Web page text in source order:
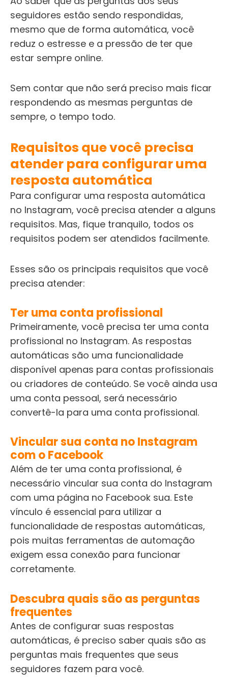
seguidores estão sendo respondidas,
mesmo que de forma automática, você
reduz o estresse e a pressão de ter que
estar sempre online.
Sem contar que não será preciso mais ficar
respondendo as mesmas perguntas de
sempre, o tempo todo.
Requisitos que você precisa
atender para configurar uma
resposta automática
Para configurar uma resposta automática
no Instagram, você precisa atender a alguns
requisitos. Mas, fique tranquilo, todos os
requisitos podem ser atendidos facilmente.
Esses são os principais requisitos que você
precisa atender:
Ter uma conta profissional
Primeiramente, você precisa ter uma conta
profissional no Instagram. As respostas
automáticas são uma funcionalidade
disponível apenas para contas profissionais
ou criadores de conteúdo. Se você ainda usa
uma conta pessoal, será necessário
convertê-la para uma conta profissional.
Vincular sua conta no Instagram
com o Facebook
Além de ter uma conta profissional, é
necessário vincular sua conta do Instagram
com uma página no Facebook sua. Este
vínculo é essencial para utilizar a
funcionalidade de respostas automáticas,
pois muitas ferramentas de automação
exigem essa conexão para funcionar
corretamente.
Descubra quais são as perguntas
frequentes
Antes de configurar suas respostas
automáticas, é preciso saber quais são as
perguntas mais frequentes que seus
seguidores fazem para você.